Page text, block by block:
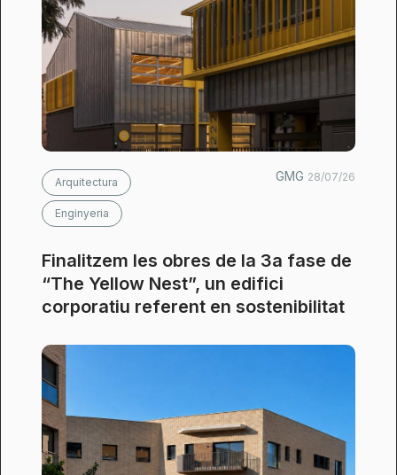
Arquitectura
Enginyeria
GMG 28/07/26
Finalitzem les obres de la 3a fase de
“The Yellow Nest”, un edifici
corporatiu referent en sostenibilitat